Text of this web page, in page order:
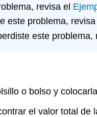
revisa el
este problema, revisa
este problema,
o bolso y
el valor total